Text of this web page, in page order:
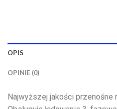
OPIS
OPINIE (0)
Najwyższej jakości przenośne